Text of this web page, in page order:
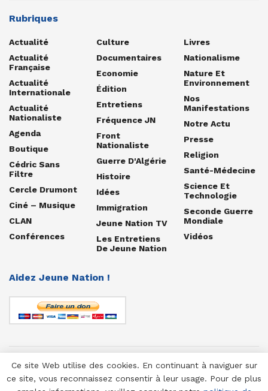
Rubriques
Actualité
Actualité
Française
Actualité
Internationale
Actualité
Nationaliste
Agenda
Boutique
Cédric Sans
Filtre
Cercle Drumont
Ciné – Musique
CLAN
Conférences
Culture
Documentaires
Economie
Édition
Entretiens
Fréquence JN
Front
Nationaliste
Guerre D'Algérie
Histoire
Idées
Immigration
Jeune Nation TV
Les Entretiens
De Jeune Nation
Livres
Nationalisme
Nature Et
Environnement
Nos
Manifestations
Notre Actu
Presse
Religion
Santé-Médecine
Science Et
Technologie
Seconde Guerre
Mondiale
Vidéos
Aidez Jeune Nation !
© 1958-2025 Jeune Nation
Ce site Web utilise des cookies. En continuant à naviguer sur
ce site, vous reconnaissez consentir à leur usage. Pour de plus